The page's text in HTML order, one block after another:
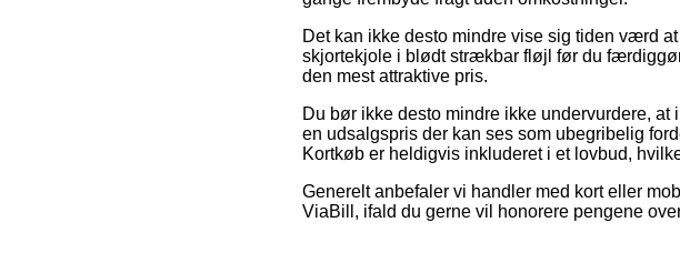
Det kan ikke desto mindre vise sig tiden værd
skjortekjole i blødt strækbar fløjl før du
den mest attraktive pris.
Du bør ikke desto mindre ikke undervurdere,
en udsalgspris der kan ses som ubegribelig
Kortkøb er heldigvis inkluderet i et lovbud,
Generelt anbefaler vi handler med kort eller
ViaBill, ifald du gerne vil honorere pengene